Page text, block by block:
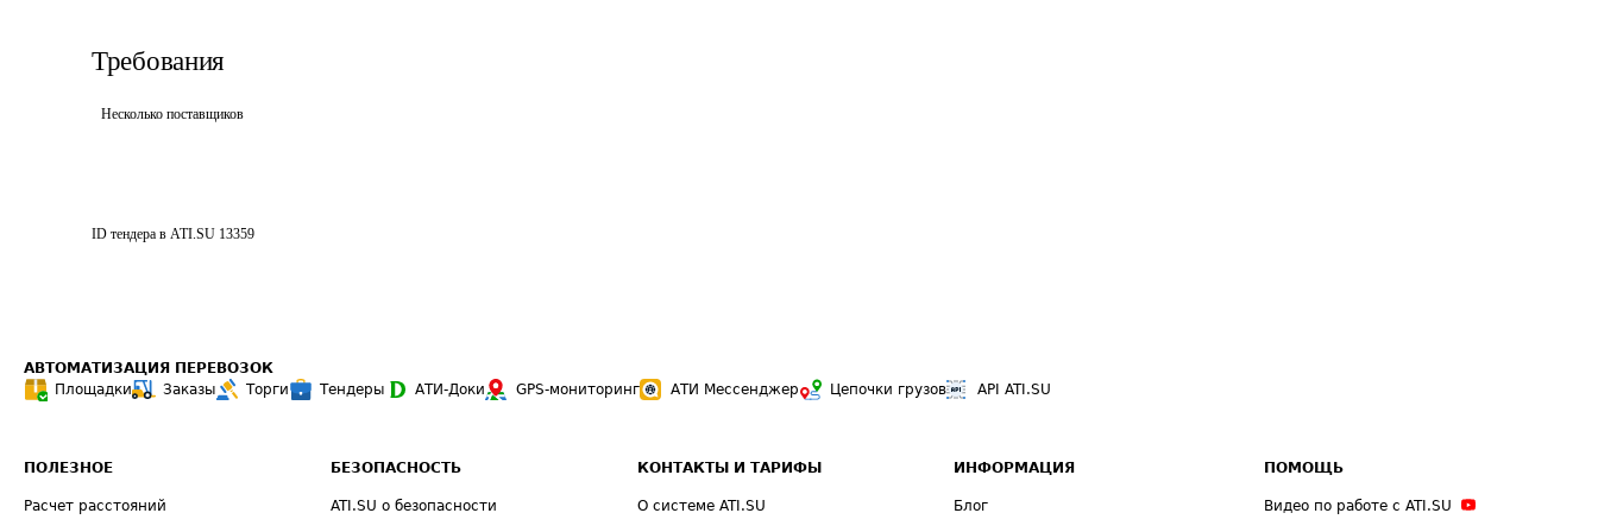
Требования
Несколько поставщиков
ID тендера в ATI.SU 13359
АВТОМАТИЗАЦИЯ ПЕРЕВОЗОК
Площадки
Заказы Торги Тендеры АТИ-Доки GPS-мониторинг АТИ Мессенджер Цепочки грузов API ATI.SU
ПОЛЕЗНОЕ
Расчет расстояний
БЕЗОПАСНОСТЬ
ATI.SU о безопасности
КОНТАКТЫ И ТАРИФЫ
О системе ATI.SU
ИНФОРМАЦИЯ
Блог
ПОМОЩЬ
Видео по работе с ATI.SU